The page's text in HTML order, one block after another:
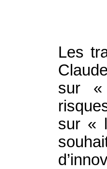
Les
sur «
sur «